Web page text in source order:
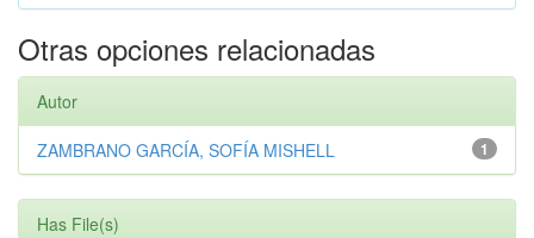
Otras opciones relacionadas
Autor
1
ZAMBRANO GARCÍA, SOFÍA MISHELL
Has File(s)